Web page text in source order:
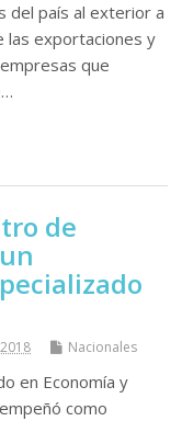
del país al exterior a
las exportaciones y
que
de
Nacionales
en Economía y
como